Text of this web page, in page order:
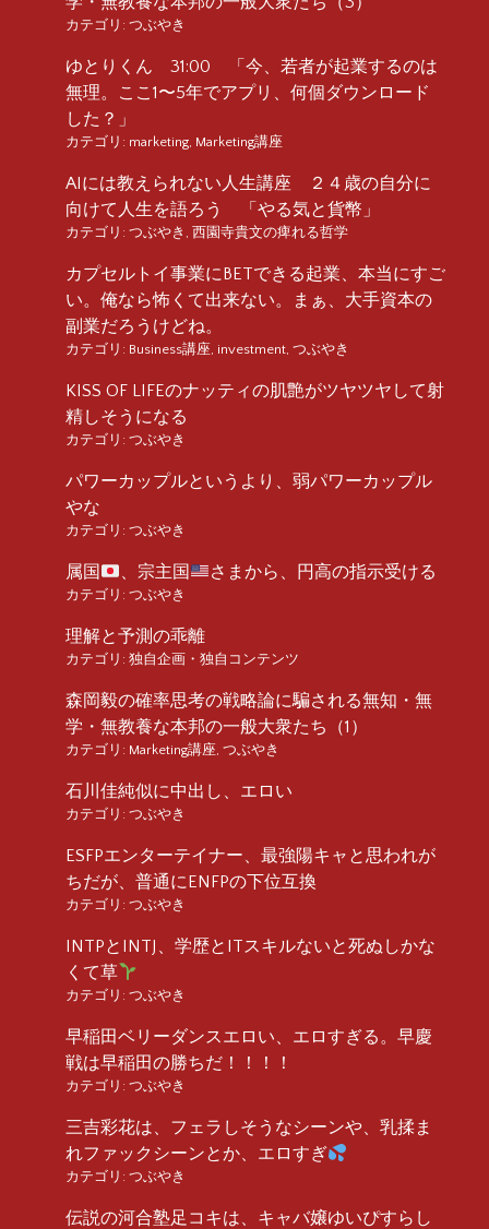
カテゴリ: つぶやき
ゆとりくん 31:00 「今、若者が起業するのは
無理。ここ1〜5年でアプリ、何個ダウンロード
した？」
カテゴリ: marketing, Marketing講座
AIには教えられない人生講座 ２４歳の自分に
向けて人生を語ろう 「やる気と貨幣」
カテゴリ: つぶやき , 西園寺貴文の痺れる哲学
カプセルトイ事業にBETできる起業、本当にすご
い。俺なら怖くて出来ない。まぁ、大手資本の
副業だろうけどね。
カテゴリ: Business講座, investment, つぶやき
KISS OF LIFEのナッティの肌艶がツヤツヤして射
精しそうになる
カテゴリ: つぶやき
パワーカップルというより、弱パワーカップル
やな
カテゴリ: つぶやき
属国 、宗主国 さまから、円高の指示受ける
カテゴリ: つぶやき
理解と予測の乖離
カテゴリ: 独自企画・独自コンテンツ
森岡毅の確率思考の戦略論に騙される無知・無
学・無教養な本邦の一般大衆たち（1）
カテゴリ: Marketing講座, つぶやき
石川佳純似に中出し、エロい
カテゴリ: つぶやき
ESFPエンターテイナー、最強陽キャと思われが
ちだが、普通にENFPの下位互換
カテゴリ: つぶやき
INTPとINTJ、学歴とITスキルないと死ぬしかな
くて草
カテゴリ: つぶやき
早稲田ベリーダンスエロい、エロすぎる。早慶
戦は早稲田の勝ちだ！！！！
カテゴリ: つぶやき
三吉彩花は、フェラしそうなシーンや、乳揉ま
れファックシーンとか、エロすぎ
カテゴリ: つぶやき
伝説の河合塾足コキは、キャバ嬢ゆいぴすらし